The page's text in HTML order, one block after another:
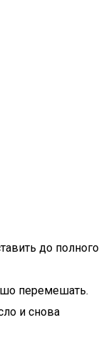
до полного
перемешать.
и снова